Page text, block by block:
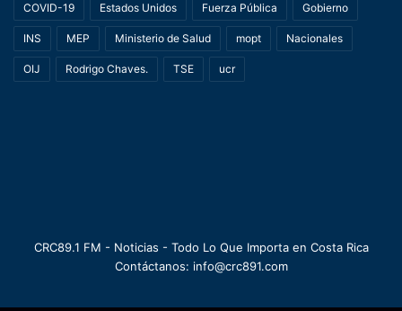
COVID-19 Estados Unidos Fuerza Pública Gobierno
INS MEP Ministerio de Salud mopt Nacionales
OIJ Rodrigo Chaves. TSE ucr
CRC89.1 FM - Noticias - Todo Lo Que Importa en Costa Rica
Contáctanos: info@crc891.com